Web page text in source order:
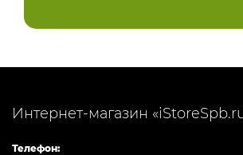
Интернет-магазин
Телефон: